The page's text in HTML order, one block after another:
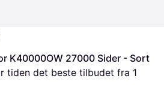
K40000OW 27000 Sider - Sort
tiden det beste tilbudet fra 1